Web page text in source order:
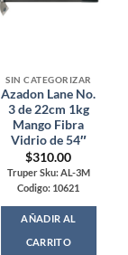
SIN CATEGORIZAR
Azadon Lane No.
3 de 22cm 1kg
Mango Fibra
Vidrio de 54″
$310.00
Truper Sku: AL-3M
Codigo: 10621
AÑADIR AL
CARRITO